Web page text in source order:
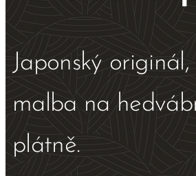
Japonský
malba na
plátně.